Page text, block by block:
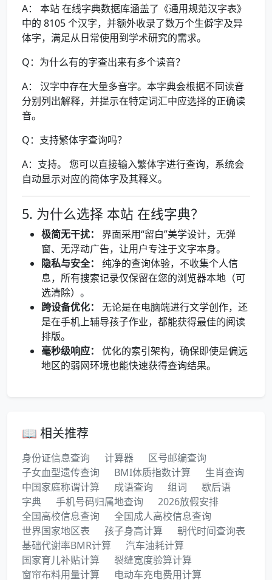
A： 本站 在线字典数据库涵盖了《通用规范汉字表》
中的 8105 个汉字，并额外收录了数万个生僻字及异
体字，满足从日常使用到学术研究的需求。
Q：为什么有的字查出来有多个读音？
A： 汉字中存在大量多音字。本字典会根据不同读音
分别列出解释，并提示在特定词汇中应选择的正确读
音。
Q：支持繁体字查询吗？
A：支持。 您可以直接输入繁体字进行查询，系统会
自动显示对应的简体字及其释义。
5. 为什么选择 本站 在线字典？
极简无干扰：
界面采用“留白”美学设计，无弹
窗、无浮动广告，让用户专注于文字本身。
隐私与安全：
纯净的查询体验，不收集个人信
息，所有搜索记录仅保留在您的浏览器本地（可
选清除）。
跨设备优化：
无论是在电脑端进行文学创作，还
是在手机上辅导孩子作业，都能获得最佳的阅读
排版。
毫秒级响应：
优化的索引架构，确保即使是偏远
地区的弱网环境也能快速获得查询结果。
📖 相关推荐
身份证信息查询 计算器
区号邮编查询
子女血型遗传查询
BMI体质指数计算
生肖查询
中国家庭称谓计算
成语查询 组词
歇后语
字典
手机号码归属地查询
2026放假安排
全国高校信息查询
全国成人高校信息查询
世界国家地区表
孩子身高计算
朝代时间查询表
基础代谢率BMR计算
汽车油耗计算
国家育儿补贴计算
裂缝宽度验算计算
窗帘布料用量计算
电动车充电费用计算